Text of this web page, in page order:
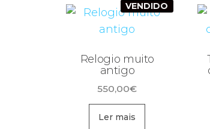
VENDIDO
Relogio muito
antigo
550,00€
Ler mais